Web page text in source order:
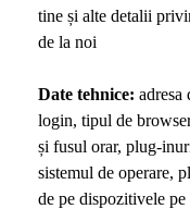
tine și alte detalii
de la noi
Date tehnice: adresa
login, tipul de
și fusul orar, plug-
sistemul de operare,
de pe dispozitivele pe